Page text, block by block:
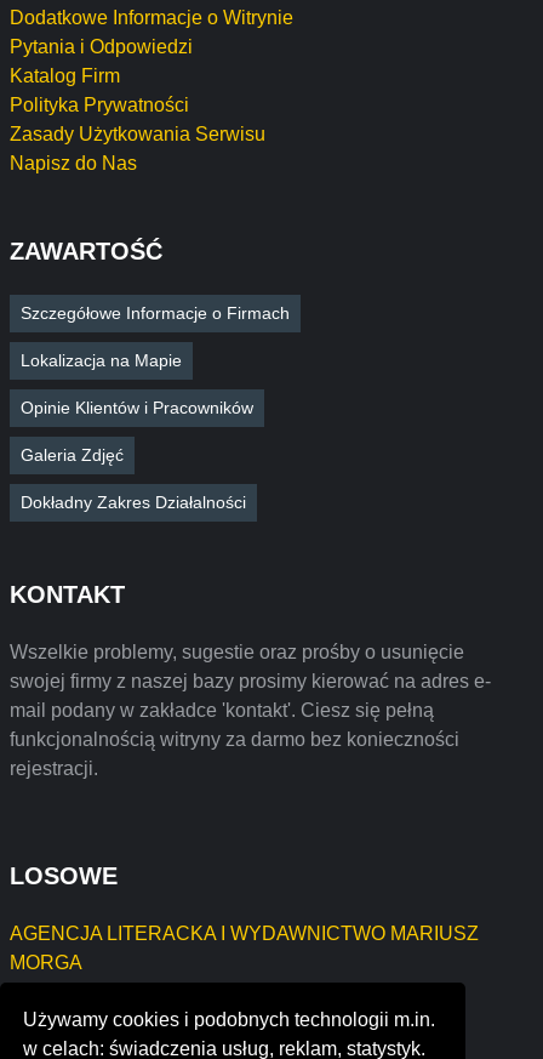
Używamy cookies i podobnych technologii m.in.
w celach: świadczenia usług, reklam, statystyk.
Dodatkowe Informacje o Witrynie
Pytania i Odpowiedzi
Katalog Firm
Polityka Prywatności
Zasady Użytkowania Serwisu
Napisz do Nas
ZAWARTOŚĆ
Szczegółowe Informacje o Firmach
Lokalizacja na Mapie
Opinie Klientów i Pracowników
Galeria Zdjęć
Dokładny Zakres Działalności
KONTAKT
Wszelkie problemy, sugestie oraz prośby o usunięcie
swojej firmy z naszej bazy prosimy kierować na adres e-
mail podany w zakładce 'kontakt'. Ciesz się pełną
funkcjonalnością witryny za darmo bez konieczności
rejestracji.
LOSOWE
AGENCJA LITERACKA I WYDAWNICTWO MARIUSZ
MORGA
staff one, ltd
hillhouse construction company inc.